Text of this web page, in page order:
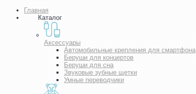
Главная
Каталог
Аксессуары
Автомобильные крепления для смартфона
Беруши для концертов
Беруши для сна
Звуковые зубные щетки
Умные переводчики